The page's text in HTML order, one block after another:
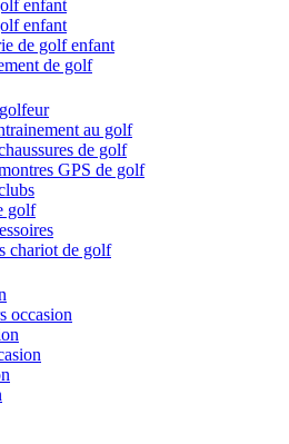
enfant
enfant
de golf enfant
de golf
au golf
de golf
GPS de golf
golf
chariot de golf
occasion